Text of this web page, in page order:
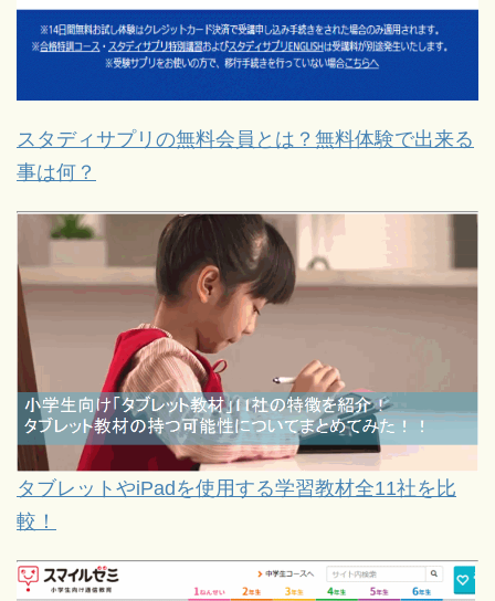
スタディサプリの無料会員とは？無料体験で出来る
事は何？
タブレットやiPadを使用する学習教材全11社を比
較！